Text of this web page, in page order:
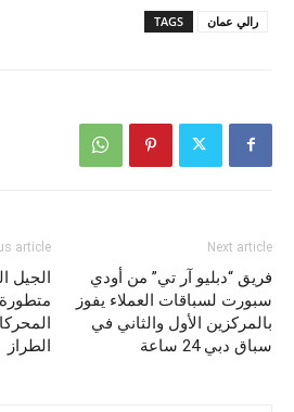
TAGS رالي عمان
article
الجيل
متطورة
الطراز
Next article
فريق “دبليو آر تي” من أودي
سبورت لسباقات العملاء يفوز
بالمركزين الأول والثاني في
سباق دبي 24 ساعة